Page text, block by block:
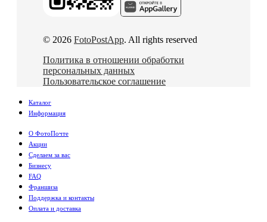
© 2026 FotoPostApp. All rights reserved
Политика в отношении обработки
персональных данных
Пользовательское соглашение
Каталог
Информация
О ФотоПочте
Акции
Сделаем за вас
Бизнесу
FAQ
Франшиза
Поддержка и контакты
Оплата и доставка